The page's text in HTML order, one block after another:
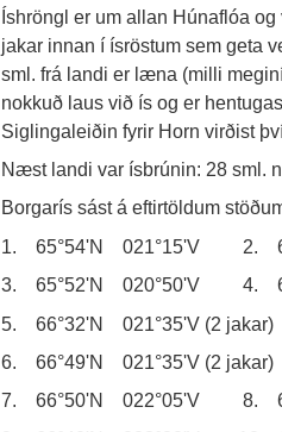
Íshröngl er um allan Húnaflóa
jakar innan í ísröstum sem geta
sml. frá landi er læna (milli
nokkuð laus við ís og er
Siglingaleiðin fyrir Horn virðist
Næst landi var ísbrúnin: 28 sml.
Borgarís sást á eftirtöldum
1. 65°54'N 021°15'V 2.
3. 65°52'N 020°50'V 4.
5. 66°32'N 021°35'V (2 jakar)
6. 66°49'N 021°35'V (2 jakar)
7. 66°50'N 022°05'V 8.